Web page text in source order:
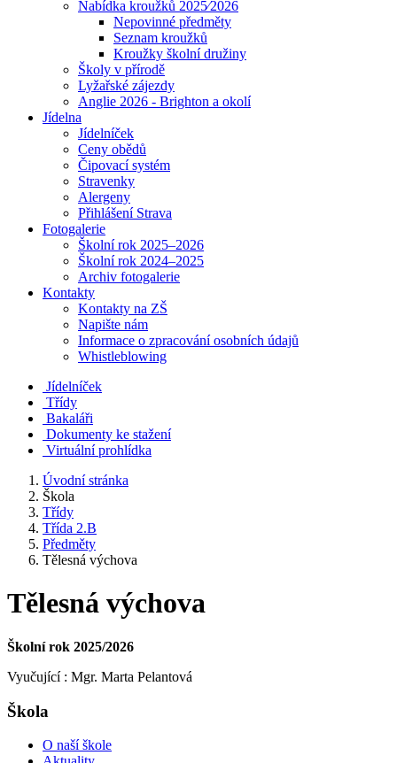
Nabídka kroužků 2025⁄2026
Nepovinné předměty
Seznam kroužků
Kroužky školní družiny
Školy v přírodě
Lyžařské zájezdy
Anglie 2026 - Brighton a okolí
Jídelna
Jídelníček
Ceny obědů
Čipovací systém
Stravenky
Alergeny
Přihlášení Strava
Fotogalerie
Školní rok 2025–2026
Školní rok 2024–2025
Archiv fotogalerie
Kontakty
Kontakty na ZŠ
Napište nám
Informace o zpracování osobních údajů
Whistleblowing
Jídelníček
Třídy
Bakaláři
Dokumenty ke stažení
Virtuální prohlídka
Úvodní stránka
Škola
Třídy
Třída 2.B
Předměty
Tělesná výchova
Tělesná výchova
Školní rok 2025/2026
Vyučující : Mgr. Marta Pelantová
Škola
O naší škole